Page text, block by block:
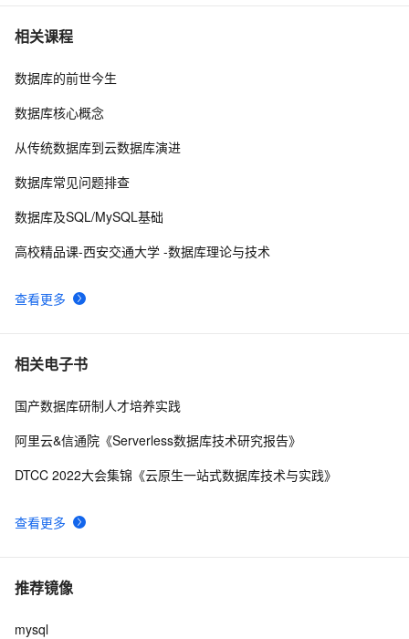
7 「时序数据库」时间序列数据与MongoDB：第一部分-简
8 征文分享｜OceanBase 3.1.2 数据库性能测试探索
10如何在 Oracle 中创建可插入数据库（PDB）？
相关课程
查看更多
数据库的前世今生
数据库核心概念
从传统数据库到云数据库演进
数据库常见问题排查
数据库及SQL/MySQL基础
高校精品课-西安交通大学 -数据库理论与技术
相关电子书
查看更多
国产数据库研制人才培养实践
阿里云&信通院《Serverless数据库技术研究报告》
DTCC 2022大会集锦《云原生一站式数据库技术与实践》
推荐镜像
mysql